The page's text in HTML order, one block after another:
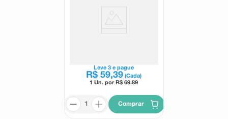
Leve3 e pague
R$ 59,39 (Cada)
1 Un. por R$69.89
Comprar